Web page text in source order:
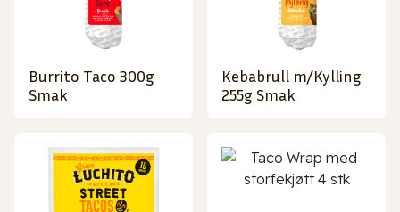
Burrito Taco 300g
Smak
Kebabrull m/Kylling
255g Smak